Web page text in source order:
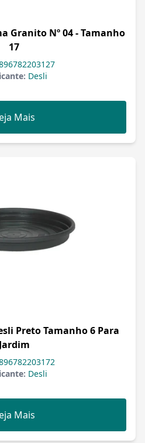
Granito Nº 04 - Tamanho
17
Desli
Mais
Preto Tamanho 6 Para
Jardim
Desli
Mais